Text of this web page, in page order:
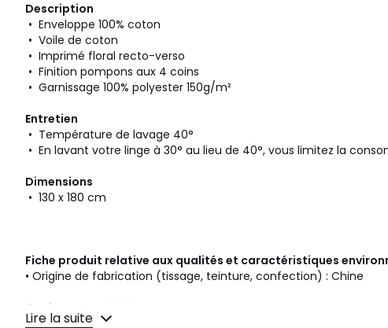
Description
• Enveloppe 100% coton
• Voile de coton
• Imprimé floral recto-verso
• Finition pompons aux 4 coins
• Garnissage 100% polyester 150g/m²
Entretien
• Température de lavage 40°
• En lavant votre linge à 30° au lieu de 40°, vous limitez la
Dimensions
• 130 x 180 cm
Fiche produit relative aux qualités et caractéristiques
• Origine de fabrication (tissage, teinture, confection) : Chine
Couleurs
Tailles 130x180 cm
Lire la suite